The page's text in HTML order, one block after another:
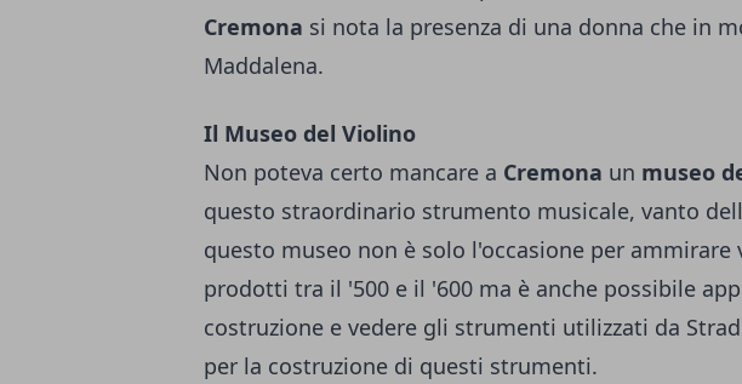
Cremona si nota la presenza di una donna che in
Maddalena.
Il Museo del Violino
Non poteva certo mancare a Cremona un museo
questo straordinario strumento musicale, vanto
questo museo non è solo l'occasione per ammirare
prodotti tra il '500 e il '600 ma è anche possibile
costruzione e vedere gli strumenti utilizzati da
per la costruzione di questi strumenti.